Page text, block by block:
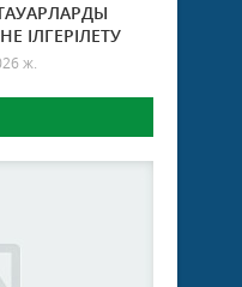
ІЛГЕРІЛЕТУ
ж.